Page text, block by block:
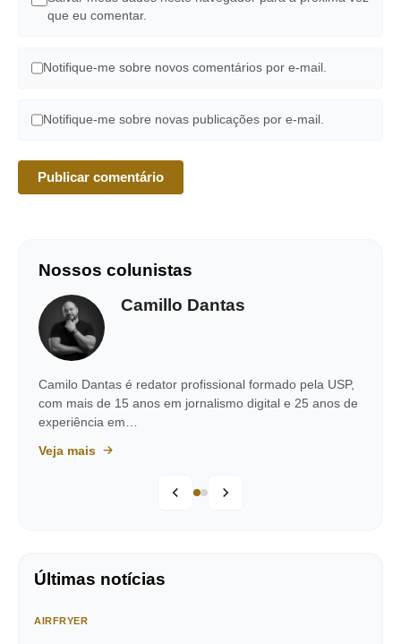
que eu comentar.
Notifique-me sobre novos comentários por e-mail.
Notifique-me sobre novas publicações por e-mail.
Nossos colunistas
Camillo Dantas
Camilo Dantas é redator profissional formado pela USP,
com mais de 15 anos em jornalismo digital e 25 anos de
experiência em…
Veja mais
Últimas notícias
AIRFRYER